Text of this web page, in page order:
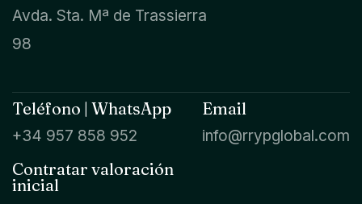
Avda. Sta. Mª de Trassierra
98
Teléfono | WhatsApp
+34 957 858 952
Email
info@rrypglobal.com
Contratar valoración
inicial